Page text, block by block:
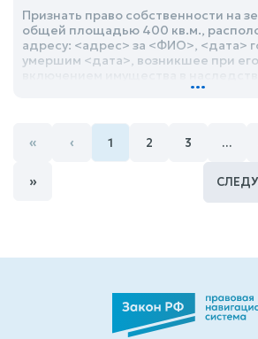
Признать право собственности на
общей площадью 400 кв.м.,
адресу: <адрес> за <ФИО>, <дата>
умершим <дата>, возникшее при
...
« ‹ 1 2 3 …
»